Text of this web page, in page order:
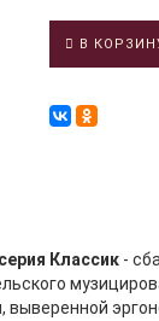
В
Классик -